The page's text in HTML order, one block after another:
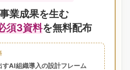
業成果を生む
須3資料を無料配布
すAI組織導入の設計フレーム